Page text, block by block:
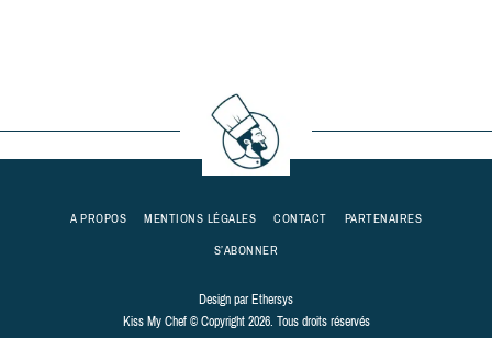
A PROPOS MENTIONS LÉGALES CONTACT
PARTENAIRES
S’ABONNER
Design parEthersys
Kiss My Chef © Copyright 2026. Tous droits réservés